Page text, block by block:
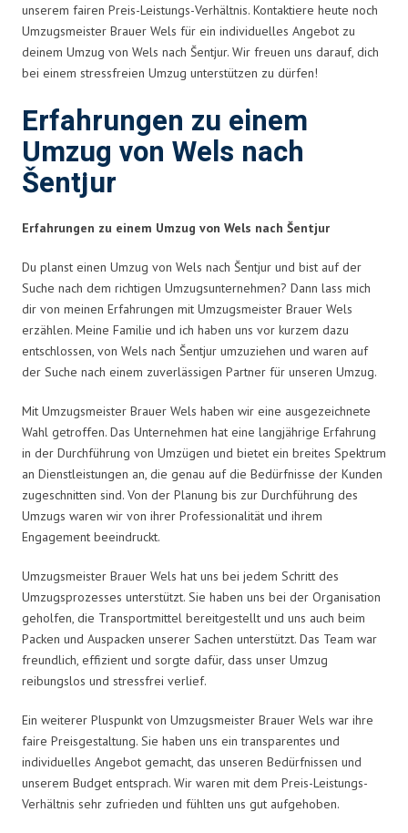
unserem fairen Preis-Leistungs-Verhältnis. Kontaktiere heute noch
Umzugsmeister Brauer Wels für ein individuelles Angebot zu
deinem Umzug von Wels nach Šentjur. Wir freuen uns darauf, dich
bei einem stressfreien Umzug unterstützen zu dürfen!
Erfahrungen zu einem
Umzug von Wels nach
Šentjur
Erfahrungen zu einem Umzug von Wels nach Šentjur
Du planst einen Umzug von Wels nach Šentjur und bist auf der
Suche nach dem richtigen Umzugsunternehmen? Dann lass mich
dir von meinen Erfahrungen mit Umzugsmeister Brauer Wels
erzählen. Meine Familie und ich haben uns vor kurzem dazu
entschlossen, von Wels nach Šentjur umzuziehen und waren auf
der Suche nach einem zuverlässigen Partner für unseren Umzug.
Mit Umzugsmeister Brauer Wels haben wir eine ausgezeichnete
Wahl getroffen. Das Unternehmen hat eine langjährige Erfahrung
in der Durchführung von Umzügen und bietet ein breites Spektrum
an Dienstleistungen an, die genau auf die Bedürfnisse der Kunden
zugeschnitten sind. Von der Planung bis zur Durchführung des
Umzugs waren wir von ihrer Professionalität und ihrem
Engagement beeindruckt.
Umzugsmeister Brauer Wels hat uns bei jedem Schritt des
Umzugsprozesses unterstützt. Sie haben uns bei der Organisation
geholfen, die Transportmittel bereitgestellt und uns auch beim
Packen und Auspacken unserer Sachen unterstützt. Das Team war
freundlich, effizient und sorgte dafür, dass unser Umzug
reibungslos und stressfrei verlief.
Ein weiterer Pluspunkt von Umzugsmeister Brauer Wels war ihre
faire Preisgestaltung. Sie haben uns ein transparentes und
individuelles Angebot gemacht, das unseren Bedürfnissen und
unserem Budget entsprach. Wir waren mit dem Preis-Leistungs-
Verhältnis sehr zufrieden und fühlten uns gut aufgehoben.